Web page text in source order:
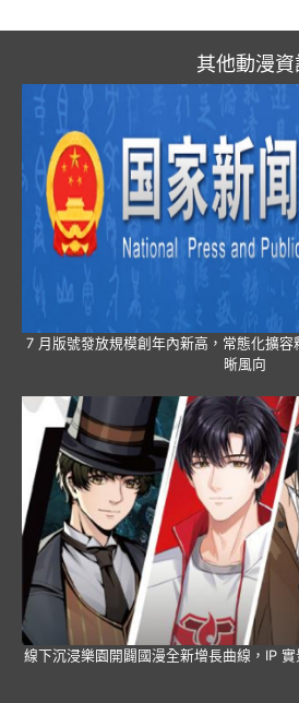
其他動漫資
7 月版號發放規模創年內新高，常態化擴
晰風向
線下沉浸樂園開闢國漫全新增長曲線，IP